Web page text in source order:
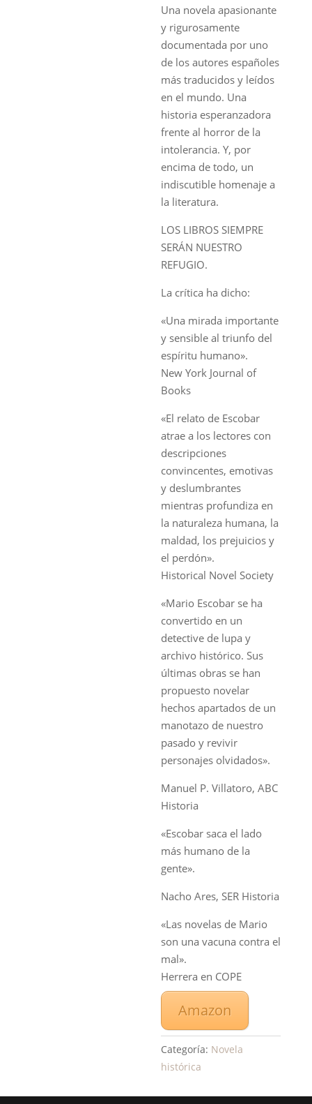
Una novela apasionante
y rigurosamente
documentada por uno
de los autores españoles
más traducidos y leídos
en el mundo. Una
historia esperanzadora
frente al horror de la
intolerancia. Y, por
encima de todo, un
indiscutible homenaje a
la literatura.
LOS LIBROS SIEMPRE
SERÁN NUESTRO
REFUGIO.
La crítica ha dicho:
«Una mirada importante
y sensible al triunfo del
espíritu humano».
New York Journal of
Books
«El relato de Escobar
atrae a los lectores con
descripciones
convincentes, emotivas
y deslumbrantes
mientras profundiza en
la naturaleza humana, la
maldad, los prejuicios y
el perdón».
Historical Novel Society
«Mario Escobar se ha
convertido en un
detective de lupa y
archivo histórico. Sus
últimas obras se han
propuesto novelar
hechos apartados de un
manotazo de nuestro
pasado y revivir
personajes olvidados».
Manuel P. Villatoro,ABC
Historia
«Escobar saca el lado
más humano de la
gente».
Nacho Ares, SER Historia
«Las novelas de Mario
son una vacuna contra el
mal».
Herrera en COPE
Amazon
Categoría: Novela
histórica